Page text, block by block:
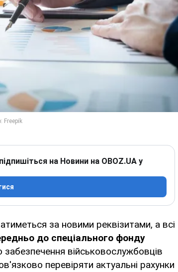
на Новини на OBOZ.UA у
за новими реквізитами, а всі
до спеціального фонду
військовослужбовців
перевіряти актуальні рахунки